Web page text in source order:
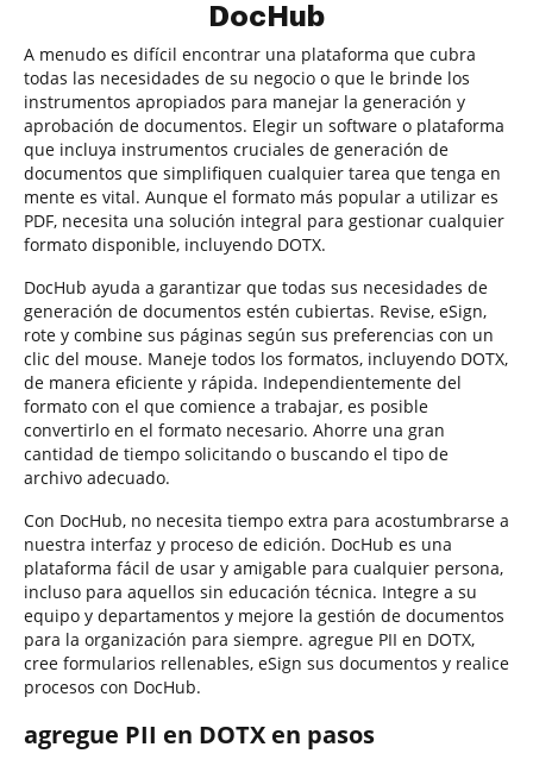
DocHub
A menudo es difícil encontrar una plataforma que cubra
todas las necesidades de su negocio o que le brinde los
instrumentos apropiados para manejar la generación y
aprobación de documentos. Elegir un software o plataforma
que incluya instrumentos cruciales de generación de
documentos que simplifiquen cualquier tarea que tenga en
mente es vital. Aunque el formato más popular a utilizar es
PDF, necesita una solución integral para gestionar cualquier
formato disponible, incluyendo DOTX.
DocHub ayuda a garantizar que todas sus necesidades de
generación de documentos estén cubiertas. Revise, eSign,
rote y combine sus páginas según sus preferencias con un
clic del mouse. Maneje todos los formatos, incluyendo DOTX,
de manera eficiente y rápida. Independientemente del
formato con el que comience a trabajar, es posible
convertirlo en el formato necesario. Ahorre una gran
cantidad de tiempo solicitando o buscando el tipo de
archivo adecuado.
Con DocHub, no necesita tiempo extra para acostumbrarse a
nuestra interfaz y proceso de edición. DocHub es una
plataforma fácil de usar y amigable para cualquier persona,
incluso para aquellos sin educación técnica. Integre a su
equipo y departamentos y mejore la gestión de documentos
para la organización para siempre. agregue PII en DOTX,
cree formularios rellenables, eSign sus documentos y realice
procesos con DocHub.
agregue PII en DOTX en pasos